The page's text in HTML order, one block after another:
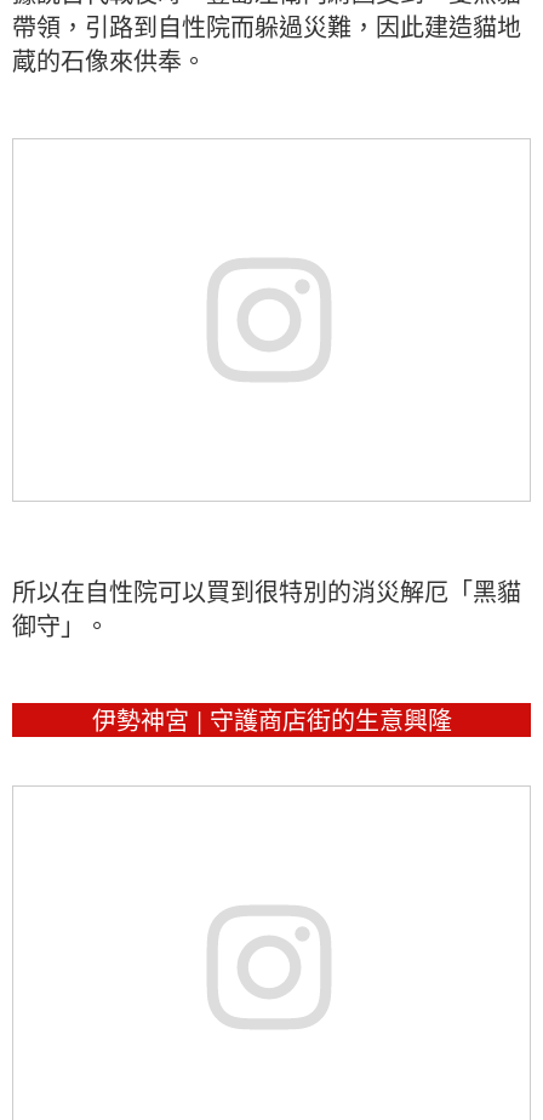
帶領，引路到自性院而躲過災難，因此建造貓地
蔵的石像來供奉。
所以在自性院可以買到很特別的消災解厄「黑貓
御守」。
伊勢神宮 | 守護商店街的生意興隆